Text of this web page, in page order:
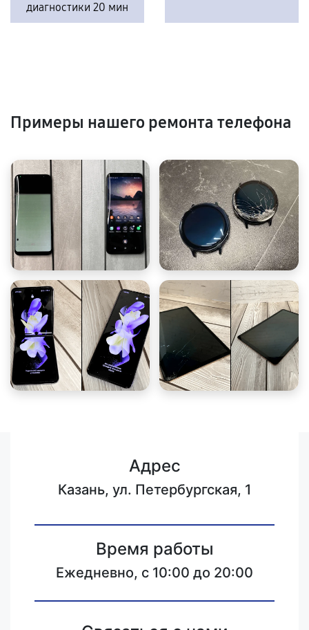
диагностики 20 мин
Примеры нашего ремонта телефона
Адрес
Казань, ул. Петербургская, 1
Время работы
Ежедневно, с 10:00 до 20:00